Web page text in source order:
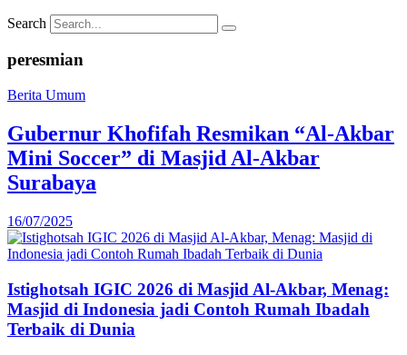
Search
peresmian
Berita Umum
Gubernur Khofifah Resmikan “Al-Akbar
Mini Soccer” di Masjid Al-Akbar
Surabaya
16/07/2025
Istighotsah IGIC 2026 di Masjid Al-Akbar, Menag:
Masjid di Indonesia jadi Contoh Rumah Ibadah
Terbaik di Dunia